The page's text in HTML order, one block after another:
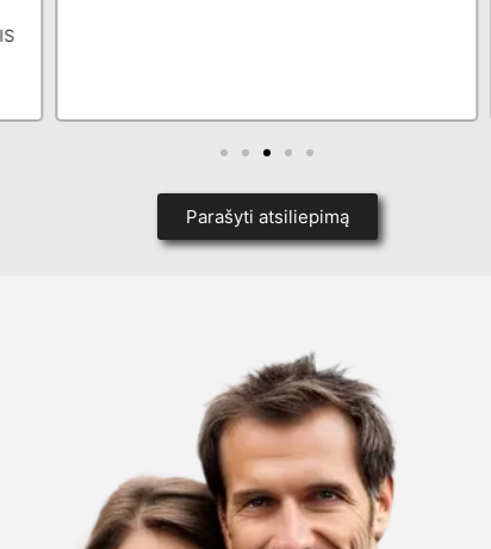
Parašyti atsiliepimą